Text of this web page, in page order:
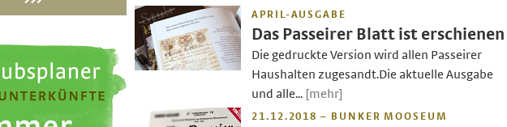
APRIL-AUSGABE
Das Passeirer Blatt ist erschienen
Die gedruckte Version wird allen Passeirer
Haushalten zugesandt.Die aktuelle Ausgabe
und alle... [mehr]
21.12.2018 – BUNKER MOOSEUM